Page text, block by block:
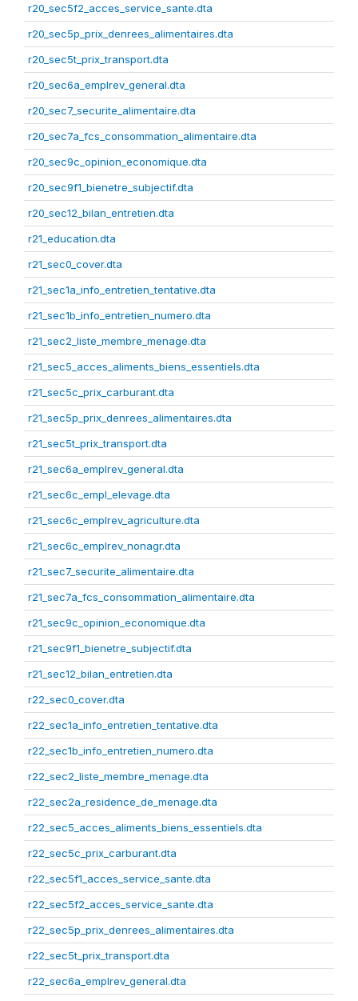
r20_sec5f2_acces_service_sante.dta
r20_sec5p_prix_denrees_alimentaires.dta
r20_sec5t_prix_transport.dta
r20_sec6a_emplrev_general.dta
r20_sec7_securite_alimentaire.dta
r20_sec7a_fcs_consommation_alimentaire.dta
r20_sec9c_opinion_economique.dta
r20_sec9f1_bienetre_subjectif.dta
r20_sec12_bilan_entretien.dta
r21_education.dta
r21_sec0_cover.dta
r21_sec1a_info_entretien_tentative.dta
r21_sec1b_info_entretien_numero.dta
r21_sec2_liste_membre_menage.dta
r21_sec5_acces_aliments_biens_essentiels.dta
r21_sec5c_prix_carburant.dta
r21_sec5p_prix_denrees_alimentaires.dta
r21_sec5t_prix_transport.dta
r21_sec6a_emplrev_general.dta
r21_sec6c_empl_elevage.dta
r21_sec6c_emplrev_agriculture.dta
r21_sec6c_emplrev_nonagr.dta
r21_sec7_securite_alimentaire.dta
r21_sec7a_fcs_consommation_alimentaire.dta
r21_sec9c_opinion_economique.dta
r21_sec9f1_bienetre_subjectif.dta
r21_sec12_bilan_entretien.dta
r22_sec0_cover.dta
r22_sec1a_info_entretien_tentative.dta
r22_sec1b_info_entretien_numero.dta
r22_sec2_liste_membre_menage.dta
r22_sec2a_residence_de_menage.dta
r22_sec5_acces_aliments_biens_essentiels.dta
r22_sec5c_prix_carburant.dta
r22_sec5f1_acces_service_sante.dta
r22_sec5f2_acces_service_sante.dta
r22_sec5p_prix_denrees_alimentaires.dta
r22_sec5t_prix_transport.dta
r22_sec6a_emplrev_general.dta